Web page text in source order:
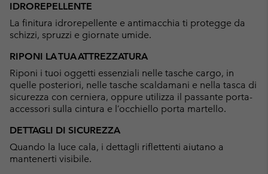
IDROREPELLENTE
La finitura idrorepellente e antimacchia ti protegge da
schizzi, spruzzi e giornate umide.
RIPONI LA TUA ATTREZZATURA
Riponi i tuoi oggetti essenziali nelle tasche cargo, in
quelle posteriori, nelle tasche scaldamani e nella tasca di
sicurezza con cerniera, oppure utilizza il passante porta-
accessori sulla cintura e l’occhiello porta martello.
DETTAGLI DI SICUREZZA
Quando la luce cala, i dettagli riflettenti aiutano a
mantenerti visibile.